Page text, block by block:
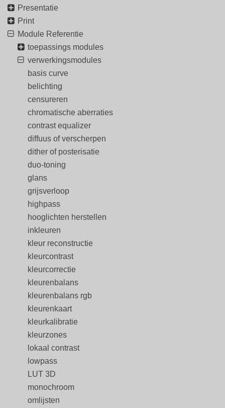
Presentatie
Print
Module Referentie
toepassings modules
verwerkingsmodules
basis curve
belichting
censureren
chromatische aberraties
contrast equalizer
diffuus of verscherpen
dither of posterisatie
duo-toning
glans
grijsverloop
highpass
hooglichten herstellen
inkleuren
kleur reconstructie
kleurcontrast
kleurcorrectie
kleurenbalans
kleurenbalans rgb
kleurenkaart
kleurkalibratie
kleurzones
lokaal contrast
lowpass
LUT 3D
monochroom
omlijsten